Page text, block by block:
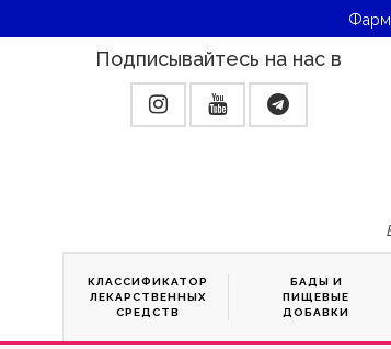
Подписывайтесь на нас в
КЛАССИФИКАТОР
ЛЕКАРСТВЕННЫХ
СРЕДСТВ
БАДЫ И
ПИЩЕВЫЕ
ДОБАВКИ